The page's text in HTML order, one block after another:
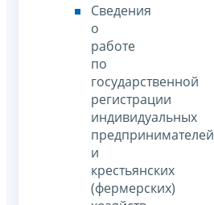
Сведения
о
работе
по
государственной
регистрации
индивидуальных
предпринимателей
и
крестьянских
(фермерских)